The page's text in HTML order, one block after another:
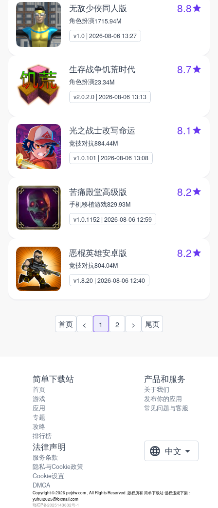
无敌少侠同人版
角色扮演1715.94M
v1.0 | 2026-08-06 13:27
8.8
生存战争饥荒时代
角色扮演23.34M
v2.0.2.0 | 2026-08-06 13:13
8.7
光之战士改写命运
竞技对抗884.44M
v1.0.101 | 2026-08-06 13:08
8.1
苦痛殿堂高级版
手机移植游戏829.93M
v1.0.1152 | 2026-08-06 12:59
8.2
恶棍英雄安卓版
竞技对抗804.04M
v1.8.20 | 2026-08-06 12:40
8.2
首页 < 1 2 > 尾页
简单下载站
首页
游戏
应用
专题
攻略
排行榜
产品和服务
关于我们
发布你的应用
常见问题与客服
法律声明
服务条款
隐私与Cookie政策
Cookie设置
DMCA
中文
Copyright © 2026 pejdw.com , All Rights Reserved. 版权所有 简单下载站 侵权违规下架：
yuhui2025@foxmail.com
鄂ICP备2025143632号-1